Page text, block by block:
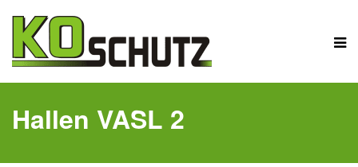
Hallen VASL 2